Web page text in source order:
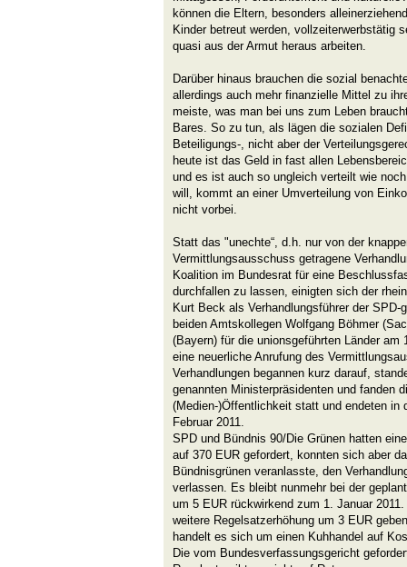
können die Eltern, besonders
Kinder betreut werden, vollzeiterwerbstätig
quasi aus der Armut heraus arbeiten.
Darüber hinaus brauchen die sozial
allerdings auch mehr finanzielle Mittel zu
meiste, was man bei uns zum Leben
Bares. So zu tun, als lägen die sozialen
Beteiligungs-, nicht aber der
heute ist das Geld in fast allen
und es ist auch so ungleich verteilt wie
will, kommt an einer Umverteilung von
nicht vorbei.
Statt das "unechte“, d.h. nur von der
Vermittlungsausschuss getragene
Koalition im Bundesrat für eine
durchfallen zu lassen, einigten sich der
Kurt Beck als Verhandlungsführer der SPD-
beiden Amtskollegen Wolfgang Böhmer
(Bayern) für die unionsgeführten Länder am
eine neuerliche Anrufung des
Verhandlungen begannen kurz darauf,
genannten Ministerpräsidenten und fanden
(Medien-)Öffentlichkeit statt und endeten in
Februar 2011.
SPD und Bündnis 90/Die Grünen hatten
auf 370 EUR gefordert, konnten sich aber
Bündnisgrünen veranlasste, den
verlassen. Es bleibt nunmehr bei der
um 5 EUR rückwirkend zum 1. Januar
weitere Regelsatzerhöhung um 3 EUR
handelt es sich um einen Kuhhandel auf
Die vom Bundesverfassungsgericht